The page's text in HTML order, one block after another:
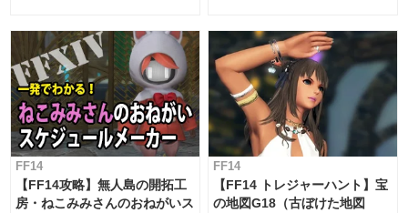
対応 / 毎週更新中】
FF14
【FF14攻略】無人島の開拓工
房・ねこみみさんのおねがいス
FF14
【FF14 トレジャーハント】宝
の地図G18（古ぼけた地図